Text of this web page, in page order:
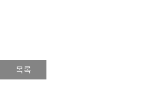
목록